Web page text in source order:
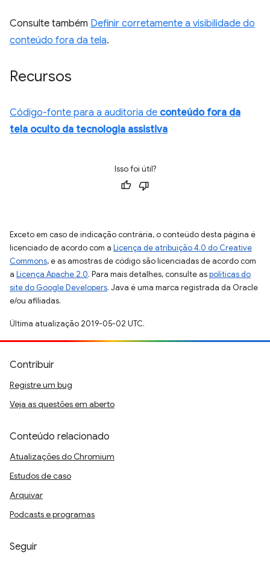
Consulte também Definir corretamente a visibilidade do
conteúdo fora da tela.
Recursos
Código-fonte para a auditoria de conteúdo fora da
tela oculto da tecnologia assistiva
Isso foi útil?
Exceto em caso de indicação contrária, o conteúdo desta página é
licenciado de acordo com a Licença de atribuição 4.0 do Creative
Commons, e as amostras de código são licenciadas de acordo com
a Licença Apache 2.0. Para mais detalhes, consulte aspolíticas do
site do Google Developers. Java é uma marca registrada da Oracle
e/ou afiliadas.
Última atualização 2019-05-02 UTC.
Contribuir
Registre um bug
Veja as questões em aberto
Conteúdo relacionado
Atualizações do Chromium
Estudos de caso
Arquivar
Podcasts e programas
Seguir